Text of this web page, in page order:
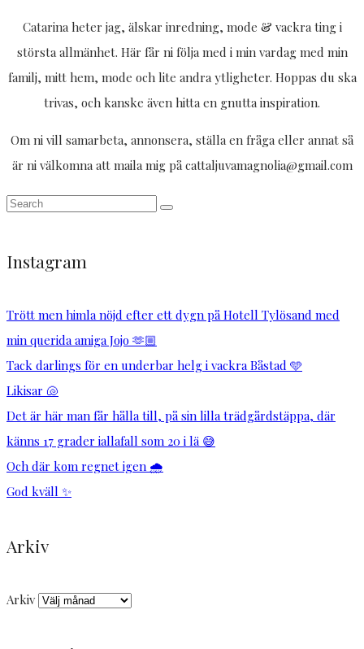
Catarina heter jag, älskar inredning, mode & vackra ting i
största allmänhet. Här får ni följa med i min vardag med min
familj, mitt hem, mode och lite andra ytligheter. Hoppas du ska
trivas, och kanske även hitta en gnutta inspiration.
Om ni vill samarbeta, annonsera, ställa en fråga eller annat så
är ni välkomna att maila mig på cattaljuvamagnolia@gmail.com
Instagram
Trött men himla nöjd efter ett dygn på Hotell Tylösand med
min querida amiga Jojo 🫶🏼
Tack darlings för en underbar helg i vackra Båstad 🩵
Likisar 🐚
Det är här man får hålla till, på sin lilla trädgårdstäppa, där
känns 17 grader iallafall som 20 i lä 😅
Och där kom regnet igen 🌧️
God kväll ✨
Arkiv
Arkiv